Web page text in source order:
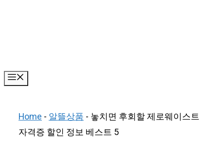
Home-알뜰상품- 놓치면 후회할 제로웨이스트
자격증 할인 정보 베스트 5